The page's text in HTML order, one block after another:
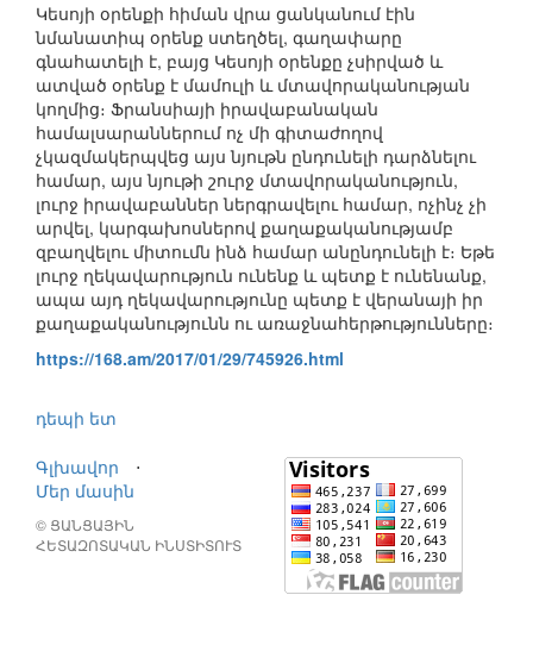
Կեսոյի օրենքի հիման վրա ցանկանում էին
նմանատիպ օրենք ստեղծել, գաղափարը
գնահատելի է, բայց Կեսոյի օրենքը չսիրված և
ատված օրենք է մամուլի և մտավորականության
կողմից։ Ֆրանսիայի իրավաբանական
համալսարաններում ոչ մի գիտաժողով
չկազմակերպվեց այս նյութն ընդունելի դարձնելու
համար, այս նյութի շուրջ մտավորականություն,
լուրջ իրավաբաններ ներգրավելու համար, ոչինչ չի
արվել, կարգախոսներով քաղաքականությամբ
զբաղվելու միտումն ինձ համար անընդունելի է։ Եթե
լուրջ ղեկավարություն ունենք և պետք է ունենանք,
ապա այդ ղեկավարությունը պետք է վերանայի իր
քաղաքականությունն ու առաջնահերթությունները։
https://168.am/2017/01/29/745926.html
դեպի ետ
Գլխավոր
⋅
Մեր մասին
© ՑԱՆՑԱՅԻՆ
ՀԵՏԱԶՈՏԱԿԱՆ ԻՆՍՏԻՏՈՒՏ